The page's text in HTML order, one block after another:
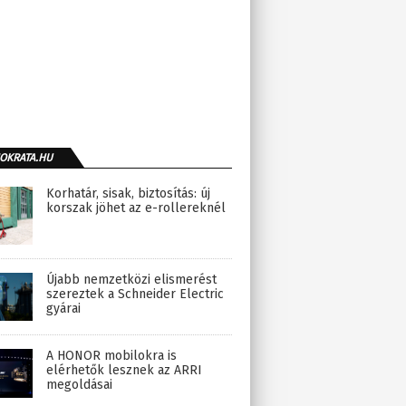
Korhatár, sisak, biztosítás: új
korszak jöhet az e-rollereknél
Újabb nemzetközi elismerést
szereztek a Schneider Electric
gyárai
A HONOR mobilokra is
elérhetők lesznek az ARRI
megoldásai